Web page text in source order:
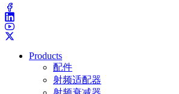
Products
配件
射频适配器